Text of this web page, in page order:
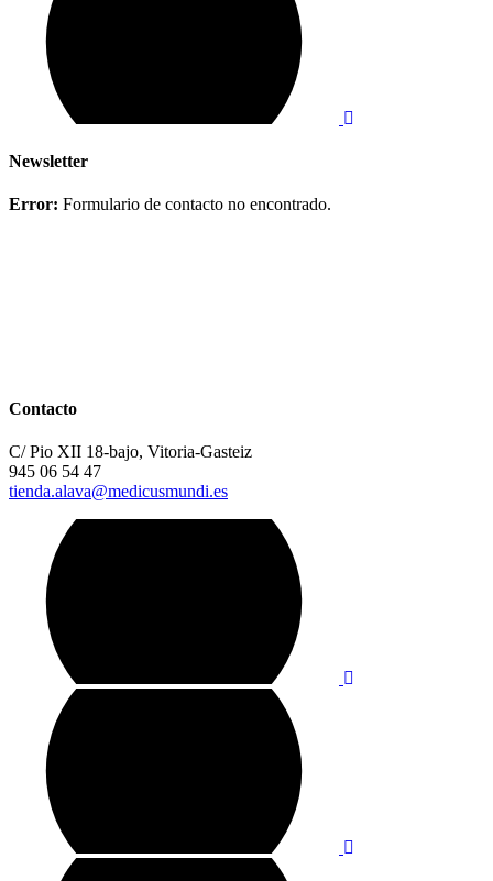
Newsletter
Error: Formulario de contacto no encontrado.
Contacto
C/ Pio XII 18-bajo, Vitoria-Gasteiz
945 06 54 47
tienda.alava@medicusmundi.es